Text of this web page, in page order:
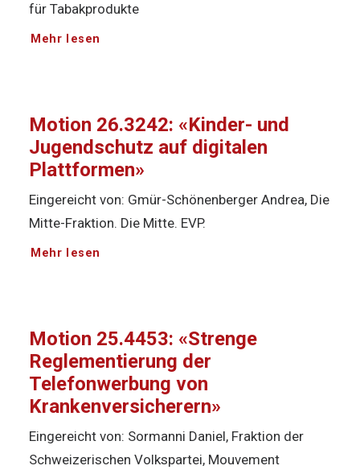
für Tabakprodukte
Mehr lesen
Motion 26.3242: «Kinder- und
Jugendschutz auf digitalen
Plattformen»
Eingereicht von: Gmür-Schönenberger Andrea, Die
Mitte-Fraktion. Die Mitte. EVP.
Mehr lesen
Motion 25.4453: «Strenge
Reglementierung der
Telefonwerbung von
Krankenversicherern»
Eingereicht von: Sormanni Daniel, Fraktion der
Schweizerischen Volkspartei, Mouvement